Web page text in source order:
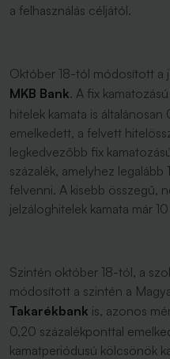
a felhasználás céljától.
Október 18-tól módosított a
MKB Bank. A fix
hitelek kamata is
emelkedett, a felvett
legkedvezőbb fix
százalék, amelyhez
felvenni. A kisebb összegű,
jelzáloghitelek kamata már
Szintén október 18-tól, a
módosított a szintén a
Takarékbank is, azonos
0,20 százalékponttal
kamatperiódusú kölcsönök